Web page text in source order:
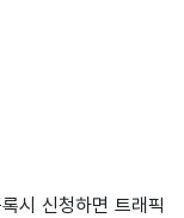
시 신청하면 트래픽